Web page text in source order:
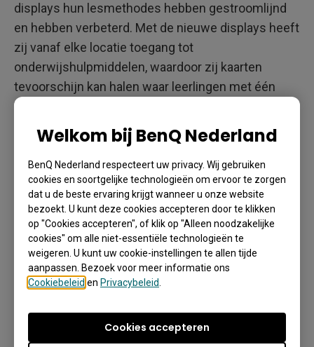
displays hun lesmethodes hebben gestroomlijnd
en hebben verbeterd. Met de nieuwe displays heeft
zij vanaf elke locatie toegang tot
onderwijshulpmiddelen, waardoor zij kaarten
tevoorschijn kan halen waar leerlingen met één
druk op de knop informatie bij kunnen zetten.
Welkom bij BenQ Nederland
BenQ Nederland respecteert uw privacy. Wij gebruiken
cookies en soortgelijke technologieën om ervoor te zorgen
dat u de beste ervaring krijgt wanneer u onze website
bezoekt. U kunt deze cookies accepteren door te klikken
op "Cookies accepteren", of klik op "Alleen noodzakelijke
cookies" om alle niet-essentiële technologieën te
weigeren. U kunt uw cookie-instellingen te allen tijde
aanpassen. Bezoek voor meer informatie ons
Cookiebeleid en Privacybeleid
Cookies accepteren